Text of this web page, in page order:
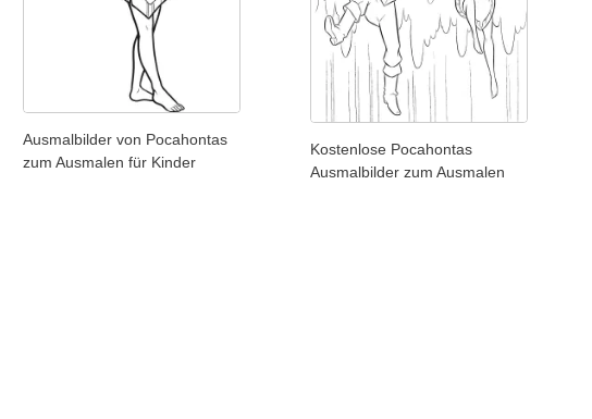
Ausmalbilder von Pocahontas
zum Ausmalen für Kinder
Kostenlose Pocahontas
Ausmalbilder zum Ausmalen